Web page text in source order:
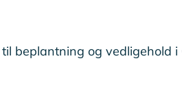
beplantning og vedligehold i